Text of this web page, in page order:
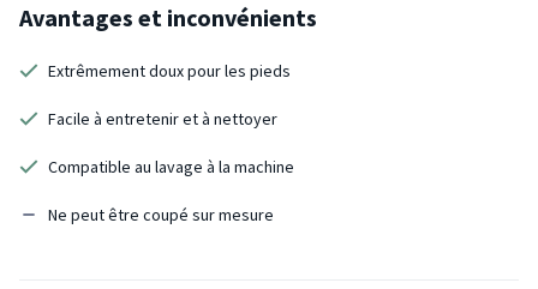
Avantages et inconvénients
Extrêmement doux pour les pieds
Facile à entretenir et à nettoyer
Compatible au lavage à la machine
Ne peut être coupé sur mesure